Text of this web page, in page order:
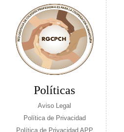
Políticas
Aviso Legal
Política de Privacidad
Política de Privacidad APP